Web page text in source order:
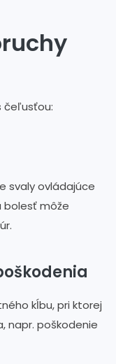
čeľusťou:
svaly ovládajúce
bolesť môže
kĺbu, pri ktorej
napr. poškodenie